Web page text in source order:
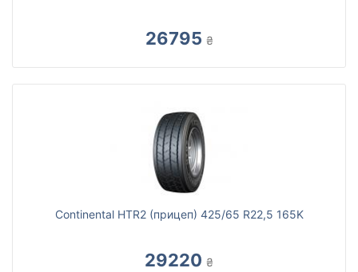
26795 ₴
Continental HTR2 (прицеп) 425/65 R22,5 165K
29220 ₴